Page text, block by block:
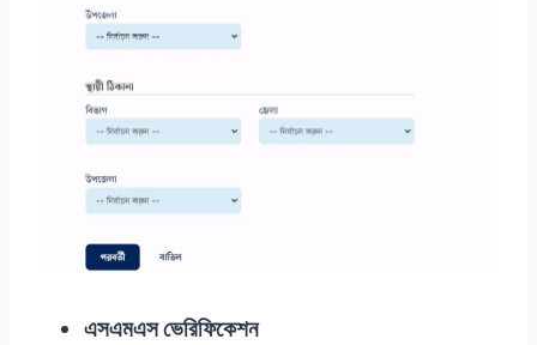
এসএমএস ভেরিফিকেশন